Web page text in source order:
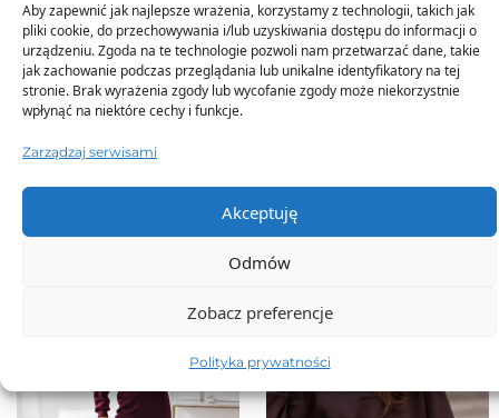
Aby zapewnić jak najlepsze wrażenia, korzystamy z technologii, takich jak
pliki cookie, do przechowywania i/lub uzyskiwania dostępu do informacji o
urządzeniu. Zgoda na te technologie pozwoli nam przetwarzać dane, takie
jak zachowanie podczas przeglądania lub unikalne identyfikatory na tej
stronie. Brak wyrażenia zgody lub wycofanie zgody może niekorzystnie
wpłynąć na niektóre cechy i funkcje.
Zarządzaj serwisami
Akceptuję
Odmów
Zobacz preferencje
Polityka prywatności
TO SIĘ TERAZ SPRZEDAJE